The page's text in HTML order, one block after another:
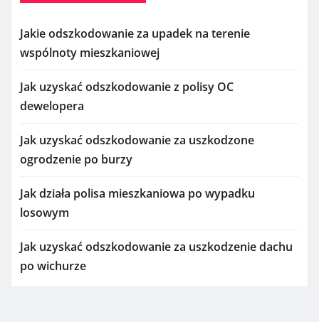
Jakie odszkodowanie za upadek na terenie
wspólnoty mieszkaniowej
Jak uzyskać odszkodowanie z polisy OC
dewelopera
Jak uzyskać odszkodowanie za uszkodzone
ogrodzenie po burzy
Jak działa polisa mieszkaniowa po wypadku
losowym
Jak uzyskać odszkodowanie za uszkodzenie dachu
po wichurze